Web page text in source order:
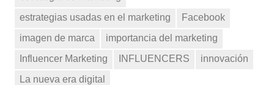
estrategias usadas en el marketing
Facebook
imagen de marca
importancia del marketing
Influencer Marketing
INFLUENCERS
innovación
La nueva era digital